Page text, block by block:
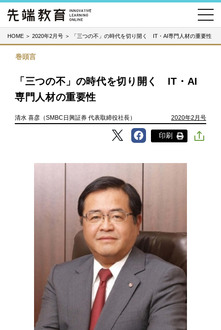
HOME ＞ 2020年2月号 ＞ 「三つの不」の時代を切り開く IT・AI専門人材の重要性
巻頭言
「三つの不」の時代を切り開く IT・AI
専門人材の重要性
清水 喜彦（SMBC日興証券 代表取締役社長） 2020年2月号
印刷